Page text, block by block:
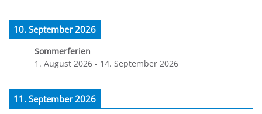
10. September 2026
Sommerferien
1. August 2026 - 14. September 2026
11. September 2026